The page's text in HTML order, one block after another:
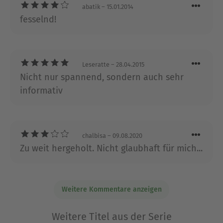
Action-Roman Auftrag Tartarus!
wissenschaftliche Fakten, genial verknüpft mit
historischen und mythologischen Themen – all
das macht die Abenteuerthriller von James Rollins
Ausblenden
abatik – 15.01.2014
fesselnd!
Leseratte – 28.04.2015
Nicht nur spannend, sondern auch sehr
informativ
chalbisa – 09.08.2020
Zu weit hergeholt. Nicht glaubhaft für mich...
Weitere Kommentare anzeigen
Weitere Titel aus der Serie